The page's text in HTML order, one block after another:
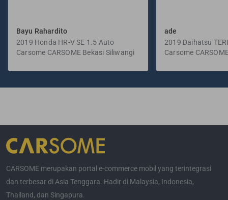
Bayu Rahardito
2019 Honda HR-V SE 1.5 Auto
Carsome CARSOME Bekasi Siliwangi
ade
2019 Daihatsu
Manual
Carsome
CARSOME merupakan portal e-commerce mobil yang terintegrasi
dan terbesar di Asia Tenggara. Hadir di Malaysia, Indonesia,
Thailand, dan Singapura.